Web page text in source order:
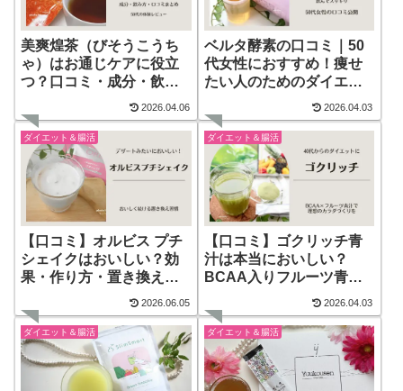
美爽煌茶（びそうこうち
ゃ）はお通じケアに役立
つ？口コミ・成分・飲み
方まで正直レビュー
2026.04.06
ベルタ酵素の口コミ｜50
代女性におすすめ！痩せ
たい人のためのダイエッ
トドリンク体験談
2026.04.03
ダイエット＆腸活
【口コミ】オルビス プチ
シェイクはおいしい？効
果・作り方・置き換えダ
イエットレビュー
2026.06.05
ダイエット＆腸活
【口コミ】ゴクリッチ青
汁は本当においしい？
BCAA入りフルーツ青汁
で40代からのダイエット
におすすめ！
2026.04.03
ダイエット＆腸活 ダイエット＆腸活